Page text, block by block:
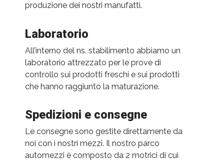
produzione dei nostri manufatti.
Laboratorio
All’interno del ns. stabilimento abbiamo un
laboratorio attrezzato per le prove di
controllo sui prodotti freschi e sui prodotti
che hanno raggiunto la maturazione.
Spedizioni e consegne
Le consegne sono gestite direttamente da
noi con i nostri mezzi. Il nostro parco
automezzi è composto da 2 motrici di cui